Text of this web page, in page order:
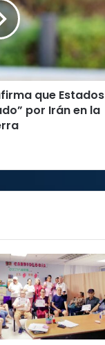
que Estados
por Irán en la